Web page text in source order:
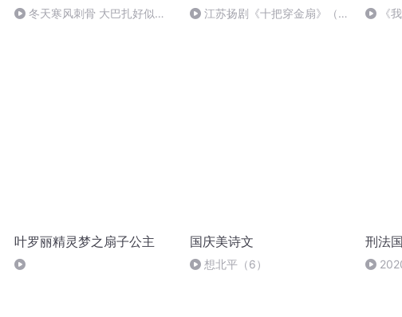
冬天寒风刺骨 大巴扎好似温
江苏扬剧《十把穿金扇》（1-
《
叶罗丽精灵梦之扇子公主 国庆美诗文
想北平（6）
刑法